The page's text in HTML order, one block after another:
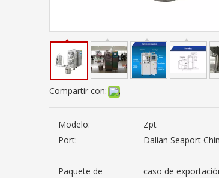
Compartir con:
Modelo: Zpt
Port:
Dalian Seaport
Paquete de
caso de